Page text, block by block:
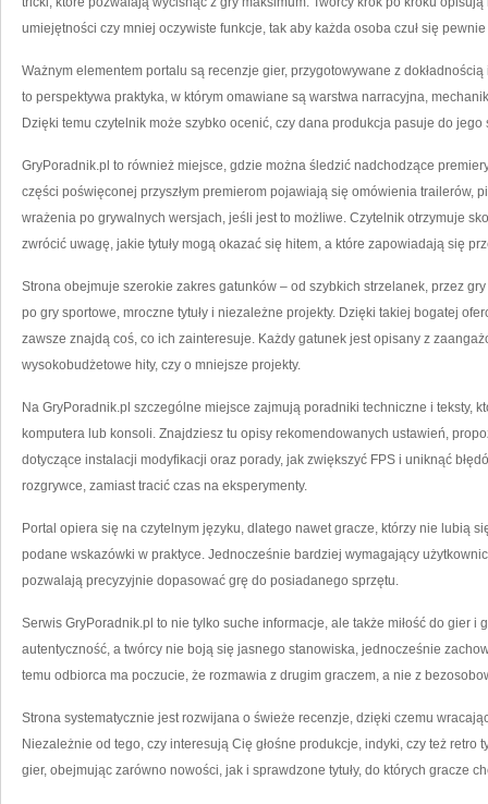
umiejętności czy mniej oczywiste funkcje, tak aby każda osoba czuł się
Ważnym elementem portalu są recenzje gier, przygotowywane z
to perspektywa praktyka, w którym omawiane są warstwa narracyjna,
Dzięki temu czytelnik może szybko ocenić, czy dana produkcja pasuje do
GryPoradnik.pl to również miejsce, gdzie można śledzić nadchodzące
części poświęconej przyszłym premierom pojawiają się omówienia trailerów,
wrażenia po grywalnych wersjach, jeśli jest to możliwe. Czytelnik otrzymuje
zwrócić uwagę, jakie tytuły mogą okazać się hitem, a które zapowiadają się
Strona obejmuje szerokie zakres gatunków – od szybkich strzelanek, przez
po gry sportowe, mroczne tytuły i niezależne projekty. Dzięki takiej bogatej
zawsze znajdą coś, co ich zainteresuje. Każdy gatunek jest opisany z
wysokobudżetowe hity, czy o mniejsze projekty.
Na GryPoradnik.pl szczególne miejsce zajmują poradniki techniczne i teksty,
komputera lub konsoli. Znajdziesz tu opisy rekomendowanych ustawień,
dotyczące instalacji modyfikacji oraz porady, jak zwiększyć FPS i uniknąć
rozgrywce, zamiast tracić czas na eksperymenty.
Portal opiera się na czytelnym języku, dlatego nawet gracze, którzy nie lubią
podane wskazówki w praktyce. Jednocześnie bardziej wymagający
pozwalają precyzyjnie dopasować grę do posiadanego sprzętu.
Serwis GryPoradnik.pl to nie tylko suche informacje, ale także miłość do gier i
autentyczność, a twórcy nie boją się jasnego stanowiska, jednocześnie
temu odbiorca ma poczucie, że rozmawia z drugim graczem, a nie z
Strona systematycznie jest rozwijana o świeże recenzje, dzięki czemu
Niezależnie od tego, czy interesują Cię głośne produkcje, indyki, czy też retro
gier, obejmując zarówno nowości, jak i sprawdzone tytuły, do których gracze